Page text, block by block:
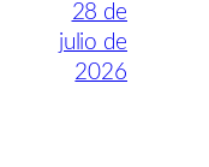
28 de
julio de
2026